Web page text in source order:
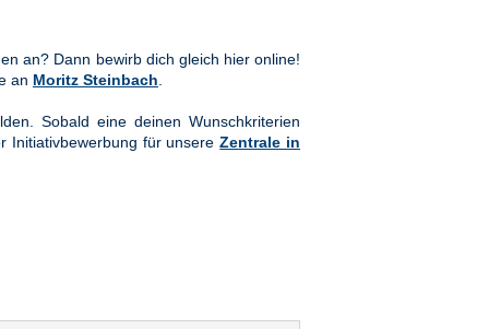
an? Dann bewirb dich gleich hier online!
an Moritz Steinbach
Sobald eine deinen Wunschkriterien
Initiativbewerbung für unsereZentrale in